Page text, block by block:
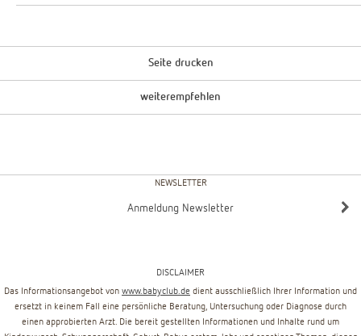
Seite drucken
weiterempfehlen
NEWSLETTER
Anmeldung Newsletter
DISCLAIMER
Das Informationsangebot von www.babyclub.de dient ausschließlich Ihrer Information und
ersetzt in keinem Fall eine persönliche Beratung, Untersuchung oder Diagnose durch
einen approbierten Arzt. Die bereit gestellten Informationen und Inhalte rund um